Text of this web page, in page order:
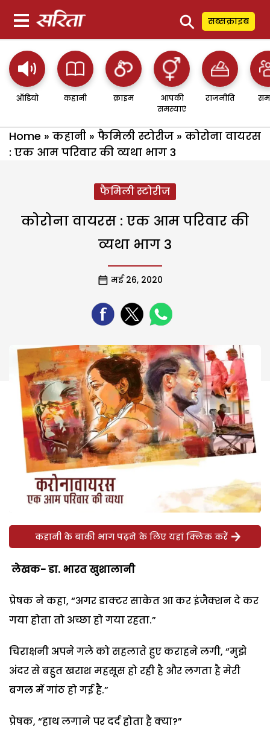
⚲ सब्सक्राइब
ऑडियो कहानी क्राइम
आपकी
समस्याएं
राजनीति
Home » कहानी » फैमिली स्टोरीज » कोरोना वायरस
: एक आम परिवार की व्यथा भाग 3
फैमिली स्टोरीज
कोरोना वायरस : एक आम परिवार की
व्यथा भाग 3
मई 26, 2020
कहानी के बाकी भाग पढ़ने के लिए यहां क्लिक करें
लेखक- डा. भारत खुशालानी
प्रेषक ने कहा, “अगर डाक्टर साकेत आ कर इंजैक्शन दे कर
गया होता तो अच्छा हो गया रहता.”
चिराक्षनी अपने गले को सहलाते हुए कराहने लगी, “मुझे
अंदर से बहुत खराश महसूस हो रही है और लगता है मेरी
बगल में गांठ हो गई है.”
प्रेषक, “हाथ लगाने पर दर्द होता है क्या?”